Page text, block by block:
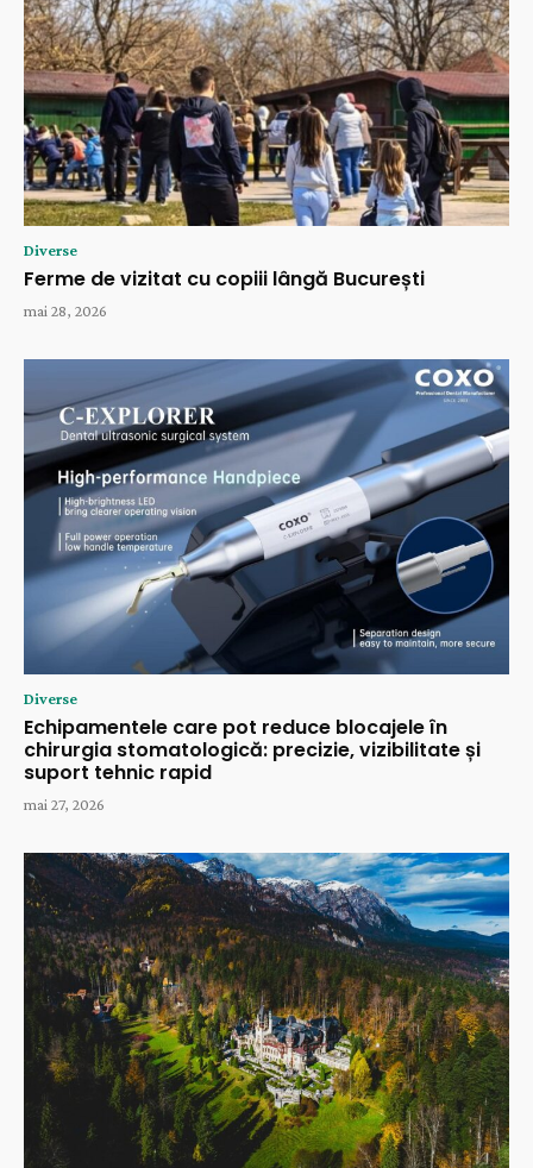
Diverse
Ferme de vizitat cu copiii lângă București
mai 28, 2026
Diverse
Echipamentele care pot reduce blocajele în
chirurgia stomatologică: precizie, vizibilitate și
suport tehnic rapid
mai 27, 2026